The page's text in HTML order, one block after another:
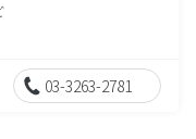
03-3263-2781